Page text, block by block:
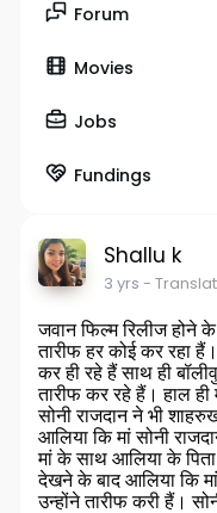
Forum
Movies
Jobs
Fundings
Shallu k
3 yrs -
जवान फिल्म रिलीज होने
तारीफ हर कोई कर रहा
कर ही रहे हैं साथ ही
तारीफ कर रहे हैं। हाल
सोनी राजदान ने भी
आलिया कि मां सोनी
मां के साथ आलिया के
देखने के बाद आलिया कि
उन्होंने तारीफ करी हैं।